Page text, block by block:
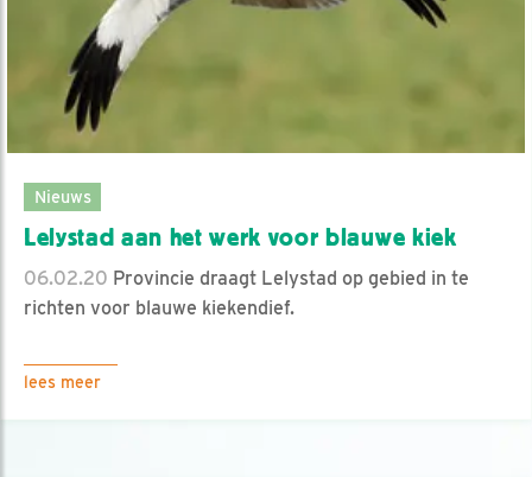
Nieuws
Lelystad aan het werk voor blauwe kiek
06.02.20 Provincie draagt Lelystad op gebied in te
richten voor blauwe kiekendief.
lees meer